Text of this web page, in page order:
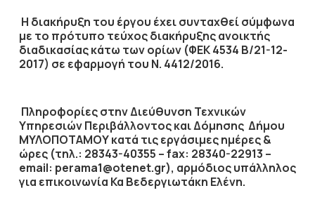
Η διακήρυξη του έργου έχει συνταχθεί σύμφωνα
με το πρότυπο τεύχος διακήρυξης ανοικτής
διαδικασίας κάτω των ορίων (ΦΕΚ 4534 Β/21-12-
2017) σε εφαρμογή του Ν. 4412/2016.
Πληροφορίες στην Διεύθυνση Τεχνικών
Υπηρεσιών Περιβάλλοντος και Δόμησης Δήμου
ΜΥΛΟΠΟΤΑΜΟΥ κατά τις εργάσιμες ημέρες &
ώρες (τηλ.: 28343-40355 – fax: 28340-22913 –
email: perama1@otenet.gr), αρμόδιος υπάλληλος
για επικοινωνία Κα Βεδεργιωτάκη Ελένη.